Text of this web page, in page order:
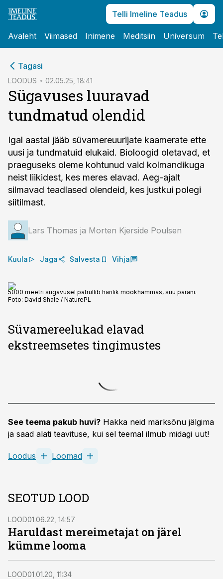
Telli Imeline Teadus
Avaleht Viimased Inimene Meditsiin Universum
Tagasi
LOODUS 02.05.25, 18:41
Sügavuses luuravad
tundmatud olendid
Igal aastal jääb süvamereuurijate kaamerate ette
uusi ja tundmatuid elukaid. Bioloogid oletavad, et
praeguseks oleme kohtunud vaid kolmandikuga
neist liikidest, kes meres elavad. Aeg-ajalt
silmavad teadlased olendeid, kes justkui polegi
siitilmast.
Lars Thomas ja Morten Kjerside Poulsen
Kuula Jaga Salvesta Vihja
5000 meetri sügavusel patrullib harilik mõõkhammas, suu pärani.
Foto: David Shale / NaturePL
Süvamereelukad elavad
ekstreemsetes tingimustes
See teema pakub huvi? Hakka neid märksõnu jälgima
ja saad alati teavituse, kui sel teemal ilmub midagi uut!
Loodus Loomad
SEOTUD LOOD
LOOD01.06.22, 14:57
Haruldast mereimetajat on järel
kümme looma
LOOD01.01.20, 11:34